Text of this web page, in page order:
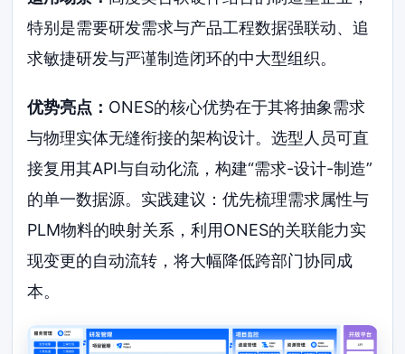
特别是需要研发需求与产品工程数据强联动、追
求敏捷研发与严谨制造闭环的中大型组织。
优势亮点： ONES的核心优势在于其将抽象需求
与物理实体无缝衔接的架构设计。选型人员可直
接复用其API与自动化流，构建“需求-设计-制造”
的单一数据源。实践建议：优先梳理需求属性与
PLM物料的映射关系，利用ONES的关联能力实
现变更的自动流转，将大幅降低跨部门协同成
本。